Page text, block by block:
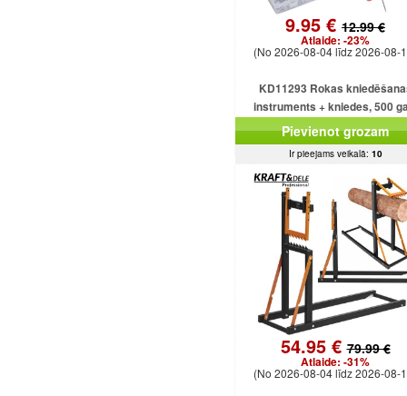
9.95 € 12.99 €
Atlaide: -23%
(No 2026-08-04 līdz 2026-08-
KD11293 Rokas
instruments + kniedes, 500
Pievienot grozam
Ir pieejams veikalā: 10
54.95 €79.99 €
Atlaide: -31%
(No 2026-08-04 līdz 2026-08-